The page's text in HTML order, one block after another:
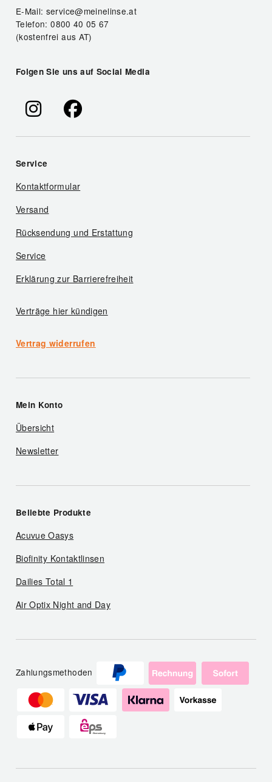
E-Mail: service@meinelinse.at
Telefon: 0800 40 05 67
(kostenfrei aus AT)
Folgen Sie uns auf Social Media
Service
Kontaktformular
Versand
Rücksendung und Erstattung
Service
Erklärung zur Barrierefreiheit
Verträge hier kündigen
Vertrag widerrufen
Mein Konto
Übersicht
Newsletter
Beliebte Produkte
Acuvue Oasys
Biofinity Kontaktlinsen
Dailies Total 1
Air Optix Night and Day
Zahlungsmethoden